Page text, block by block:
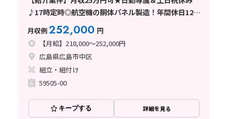
♪17時定時◎航空機の胴体パネル製造！年間休日125
月収例252,000 円
【月給】218,000～252,000円
広島県広島市中区
組立・組付け
59505-00
キープする 詳細を見る